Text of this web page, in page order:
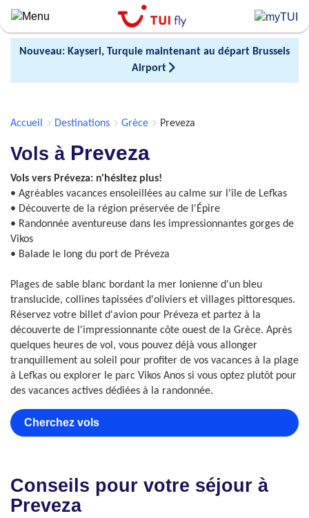
Skip
to
main
contentNouveau: Kayseri, Turquie maintenant au départ Brussels
Airport
Accueil Destinations Grèce Preveza
Vols à Preveza
Vols vers Préveza: n'hésitez plus!
• Agréables vacances ensoleillées au calme sur l'île de Lefkas
• Découverte de la région préservée de l'Épire
• Randonnée aventureuse dans les impressionnantes gorges de
Vikos
• Balade le long du port de Préveza
Plages de sable blanc bordant la mer Ionienne d'un bleu
translucide, collines tapissées d'oliviers et villages pittoresques.
Réservez votre billet d'avion pour Préveza et partez à la
découverte de l'impressionnante côte ouest de la Grèce. Après
quelques heures de vol, vous pouvez déjà vous allonger
tranquillement au soleil pour profiter de vos vacances à la plage
à Lefkas ou explorer le parc Vikos Anos si vous optez plutôt pour
des vacances actives dédiées à la randonnée.
Cherchez vols
Conseils pour votre séjour à
Preveza